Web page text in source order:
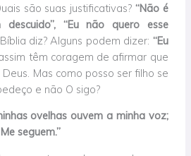
são suas justificativas? “Não é
“Eu não quero esse
diz? Alguns podem dizer: “Eu
têm coragem de afirmar que
Mas como posso ser filho se
e não O sigo?
ovelhas ouvem a minha voz;
seguem.”